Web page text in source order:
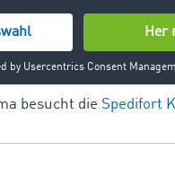
ein EG-Kontrollgerät im
den Lenk- und
besucht die Spedifort